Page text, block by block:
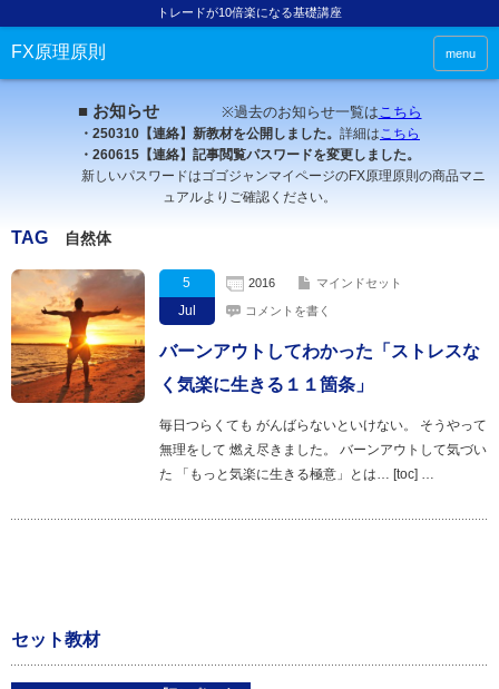
トレードが10倍楽になる基礎講座
FX原理原則 menu
■ お知らせ ※過去のお知らせ一覧はこちら
・250310【連絡】新教材を公開しました。 詳細はこちら
・260615【連絡】記事閲覧パスワードを変更しました。
新しいパスワードはゴゴジャンマイページのFX原理原則の商品マニ
ュアルよりご確認ください。
TAG 自然体
5
Jul
2016 マインドセット
コメントを書く
バーンアウトしてわかった「ストレスな
く気楽に生きる１１箇条」
毎日つらくても がんばらないといけない。 そうやって
無理をして 燃え尽きました。 バーンアウトして気づい
た 「もっと気楽に生きる極意」とは… [toc] …
セット教材